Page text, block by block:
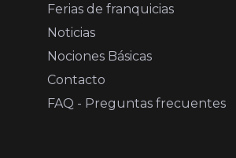
Ferias de franquicias
Noticias
Nociones Básicas
Contacto
FAQ - Preguntas frecuentes